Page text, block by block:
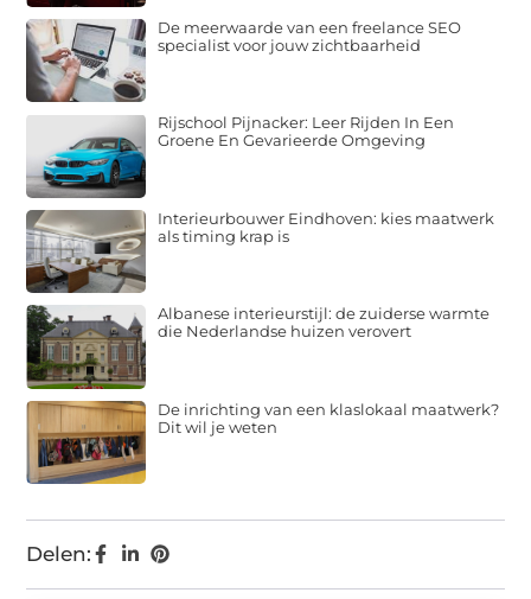
Delen:
De meerwaarde van een freelance SEO
specialist voor jouw zichtbaarheid
Rijschool Pijnacker: Leer Rijden In Een
Groene En Gevarieerde Omgeving
Interieurbouwer Eindhoven: kies maatwerk
als timing krap is
Albanese interieurstijl: de zuiderse warmte
die Nederlandse huizen verovert
De inrichting van een klaslokaal maatwerk?
Dit wil je weten